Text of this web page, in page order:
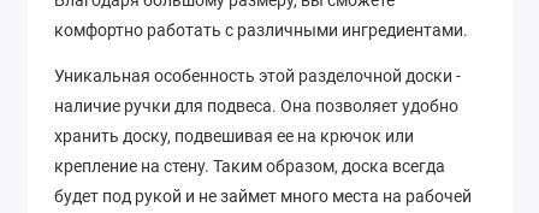
комфортно работать с различными ингредиентами.
Уникальная особенность этой разделочной доски -
наличие ручки для подвеса. Она позволяет удобно
хранить доску, подвешивая ее на крючок или
крепление на стену. Таким образом, доска всегда
будет под рукой и не займет много места на рабочей